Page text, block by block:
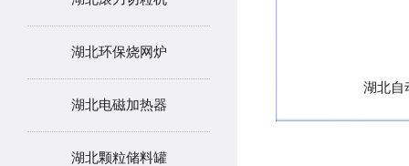
湖北环保烧网炉
湖北电磁加热器
湖北颗粒储料罐
湖北自